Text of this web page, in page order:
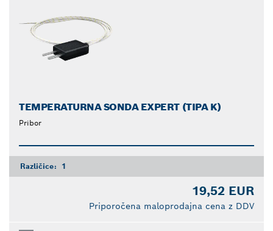
TEMPERATURNA SONDA EXPERT (TIPA K)
Pribor
Različice: 1
19,52 EUR
Priporočena maloprodajna cena z DDV